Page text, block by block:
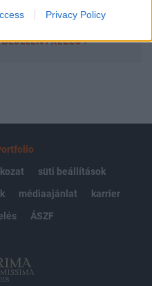
Privacy Policy
BEJELENTKEZÉS
süti beállítások
médiaajánlat
karrier
ÁSZF